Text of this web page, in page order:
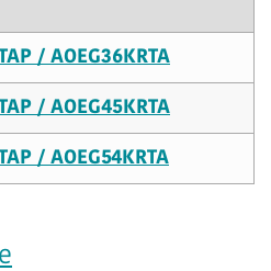
/ AOEG36KRTA
/ AOEG45KRTA
/ AOEG54KRTA